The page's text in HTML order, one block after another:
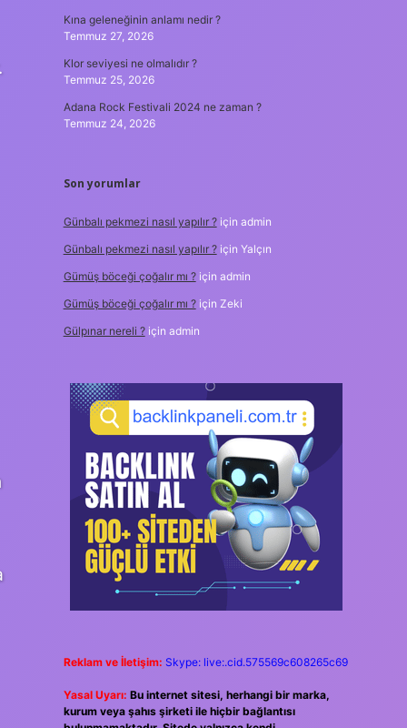
Kına geleneğinin anlamı nedir ?
Temmuz 27, 2026
Klor seviyesi ne olmalıdır ?
Temmuz 25, 2026
Adana Rock Festivali 2024 ne zaman ?
Temmuz 24, 2026
Son yorumlar
Günbalı pekmezi nasıl yapılır ?için admin
Günbalı pekmezi nasıl yapılır ?için Yalçın
Gümüş böceği çoğalır mı ?için admin
Gümüş böceği çoğalır mı ?için Zeki
Gülpınar nereli ?için admin
Reklam ve İletişim: Skype: live:.cid.575569c608265c69
Yasal Uyarı: Bu internet sitesi, herhangi bir marka,
kurum veya şahıs şirketi ile hiçbir bağlantısı